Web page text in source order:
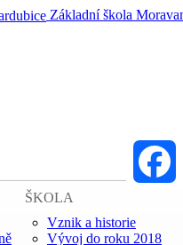
Základní škola
ŠKOLA
Vznik a historie
Vývoj do roku 2018